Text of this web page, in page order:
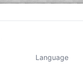
Language